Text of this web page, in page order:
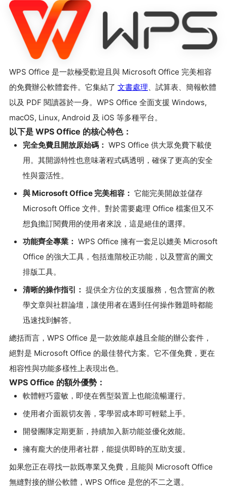
WPS Office 是一款極受歡迎且與 Microsoft Office 完美相容
的免費辦公軟體套件。它集結了 文書處理、試算表、簡報軟體
以及 PDF 閱讀器於一身。WPS Office 全面支援 Windows,
macOS, Linux, Android 及 iOS 等多種平台。
以下是 WPS Office 的核心特色：
完全免費且開放原始碼： WPS Office 供大眾免費下載使
用。其開源特性也意味著程式碼透明，確保了更高的安全
性與靈活性。
與 Microsoft Office 完美相容： 它能完美開啟並儲存
Microsoft Office 文件。對於需要處理 Office 檔案但又不
想負擔訂閱費用的使用者來說，這是絕佳的選擇。
功能齊全專業： WPS Office 擁有一套足以媲美 Microsoft
Office 的強大工具，包括進階校正功能，以及豐富的圖文
排版工具。
清晰的操作指引： 提供全方位的支援服務，包含豐富的教
學文章與社群論壇，讓使用者在遇到任何操作難題時都能
迅速找到解答。
總括而言，WPS Office 是一款效能卓越且全能的辦公套件，
絕對是 Microsoft Office 的最佳替代方案。它不僅免費，更在
相容性與功能多樣性上表現出色。
WPS Office 的額外優勢：
軟體輕巧靈敏，即使在舊型裝置上也能流暢運行。
使用者介面親切友善，零學習成本即可輕鬆上手。
開發團隊定期更新，持續加入新功能並優化效能。
擁有龐大的使用者社群，能提供即時的互助支援。
如果您正在尋找一款既專業又免費，且能與 Microsoft Office
無縫對接的辦公軟體，WPS Office 是您的不二之選。